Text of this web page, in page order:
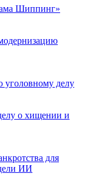
Шиппинг»
уголовному делу
о хищении и
для
ИИ